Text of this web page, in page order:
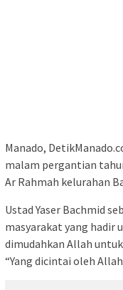
Manado,
malam pergantian
Ar Rahmah kelurahan
Ustad Yaser Bachmid
masyarakat yang hadir
dimudahkan Allah
“Yang dicintai oleh Allah